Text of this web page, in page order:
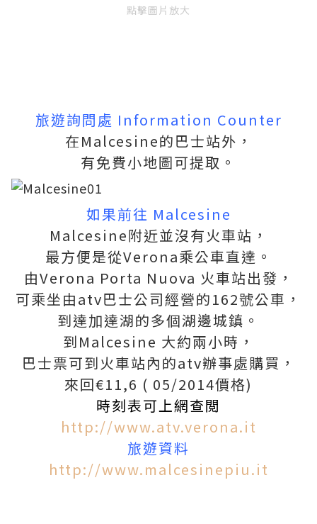
點擊圖片放大
旅遊詢問處 Information Counter
在Malcesine的巴士站外，
有免費小地圖可提取。
如果前往 Malcesine
Malcesine附近並沒有火車站，
最方便是從Verona乘公車直達。
由Verona Porta Nuova 火車站出發，
可乘坐由atv巴士公司經營的162號公車，
到達加達湖的多個湖邊城鎮。
到Malcesine 大約兩小時，
巴士票可到火車站內的atv辦事處購買，
來回€11,6 ( 05/2014價格)
時刻表可上網查閲
http://www.atv.verona.it
旅遊資料
http://www.malcesinepiu.it